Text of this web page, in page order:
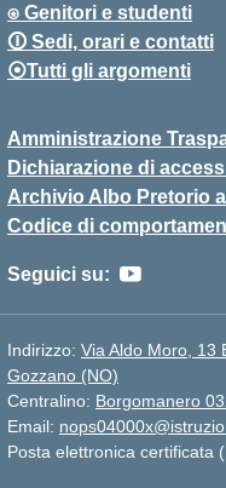
⍟ Genitori e studenti
🛈 Sedi, orari e contatti
⦿Tutti gli argomenti
Amministrazione
Dichiarazione di
Archivio Albo Pretorio
Codice di
Seguici su:
Indirizzo: Via Aldo Moro, 13
Gozzano (NO)
Centralino: Borgomanero
Email:
Posta elettronica certificata